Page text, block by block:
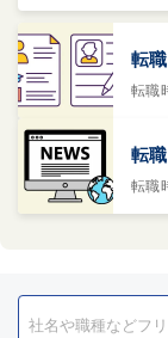
転
転職
転
転職